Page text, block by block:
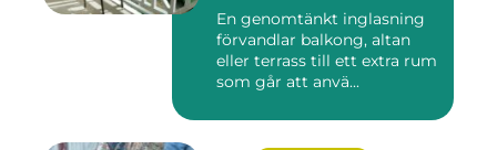
En genomtänkt inglasning
förvandlar balkong, altan
eller terrass till ett extra rum
som går att anvä...